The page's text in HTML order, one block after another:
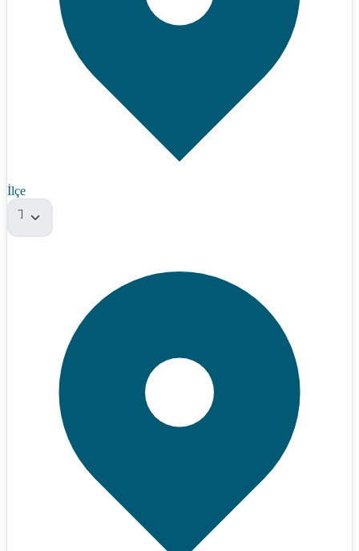
İlçe
Tümü